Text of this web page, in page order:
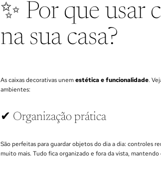
✨ Por que usar
na sua casa?
As caixas decorativas unemestética e funcionalidade.
ambientes:
✔ Organização prática
São perfeitas para guardar objetos do dia a dia: controles
muito mais. Tudo fica organizado e fora da vista,